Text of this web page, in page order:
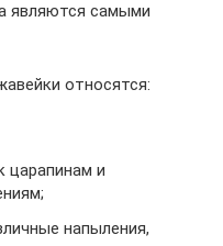
являются самыми
относятся:
царапинам и
напыления,